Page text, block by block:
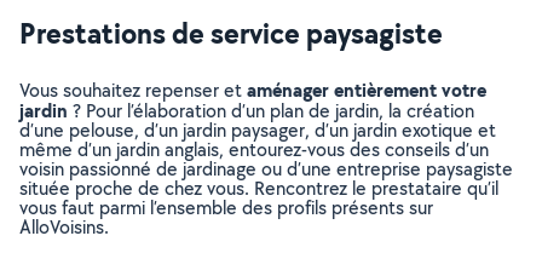
Prestations de service paysagiste
Vous souhaitez repenser etaménager entièrement votre
jardin ? Pour l’élaboration d’un plan de jardin, la création
d’une pelouse, d’un jardin paysager, d’un jardin exotique et
même d’un jardin anglais, entourez-vous des conseils d’un
voisin passionné de jardinage ou d’une entreprise paysagiste
située proche de chez vous. Rencontrez le prestataire qu’il
vous faut parmi l’ensemble des profils présents sur
AlloVoisins.